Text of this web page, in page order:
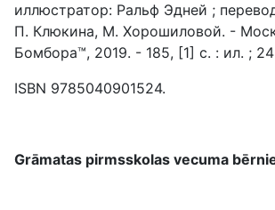
иллюстратор: Ральф Эдней ;
П. Клюкина, М. Хорошиловой. -
Бомбора™, 2019. - 185, [1] с. : ил. ;
ISBN 9785040901524.
Grāmatas pirmsskolas vecuma